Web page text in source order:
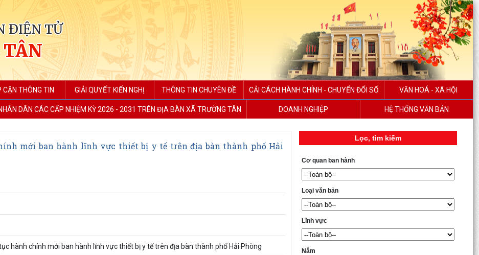
ĐIỆN TỬ
TÂN
CẬN THÔNG TIN GIẢI QUYẾT KIẾN NGHỊ THÔNG TIN CHUYÊN ĐỀ CẢI CÁCH HÀNH CHÍNH - CHUYỂN ĐỔI SỐ VĂN HOÁ - XÃ HỘI
DÂN CÁC CẤP NHIỆM KỲ 2026 - 2031 TRÊN ĐỊA BÀN XÃ TRƯỜNG TÂN DOANH NGHIỆP HỆ THỐNG VĂN BẢN
mới ban hành lĩnh vực thiết bị y tế trên địa bàn thành phố Hải
hành chính mới ban hành lĩnh vực thiết bị y tế trên địa bàn thành phố Hải Phòng
Lọc, tìm kiếm
Cơ quan ban hành
Loại văn bản
Lĩnh vực
Năm